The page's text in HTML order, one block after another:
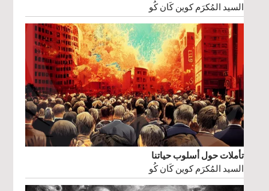
السيد المُكرَم كوين كَان كُو
تأملات حول أسلوب حياتنا
السيد المُكرَم كوين كَان كُو